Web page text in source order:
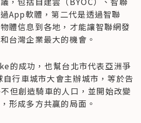
App軟體，第二代是透過智聯
體信息到各地，才能讓智聯網發
台灣企業最大的機會。
的成功，也幫台北市代表亞洲爭
行車城市大會主辦城市，等於告
但創造騎車的人口，並開始改變
形成多方共贏的局面。